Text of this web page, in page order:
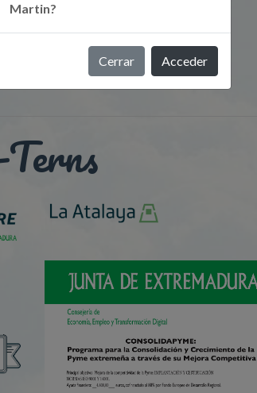
Eterno
Martin?
Cerrar Acceder